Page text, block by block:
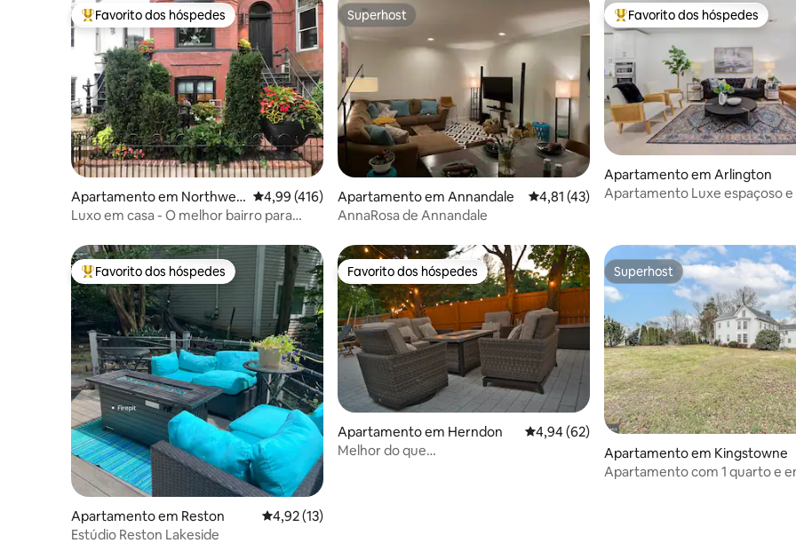
Favoritos dos hóspedes mais apreciados
Favorito dos hóspedes
Apartamento em Northwes
t Washington
Classificação média de 4,99 em 5 estrelas, 416avaliações
4,99 (416)
Luxo em casa - O melhor bairro para
Superhost
Superhost
Apartamento em Annandale Classificação média de 4,81 em 5 estrelas,
4,81 (43)
AnnaRosa de Annandale
Favoritos dos hóspedes mais
Favorito dos hóspedes
Apartamento em Arlington
Apartamento Luxe espaçoso
Favoritos dos hóspedes mais apreciados
Favorito dos hóspedes
Apartamento em Reston Classificação média de 4,92 em 5 estrelas, 13avaliações
4,92 (13)
Estúdio Reston Lakeside
Favorito dos hóspedes
Favorito dos hóspedes
Apartamento em Herndon Classificação média de 4,94 em 5 estrelas,
4,94 (62)
Melhor do que
Superhost
Superhost
Apartamento em Kingstowne
Apartamento com 1 quarto e